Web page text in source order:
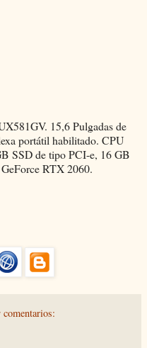
15,6 Pulgadas de
portátil habilitado. CPU
SSD de tipo PCI-e, 16 GB
RTX 2060.
comentarios: